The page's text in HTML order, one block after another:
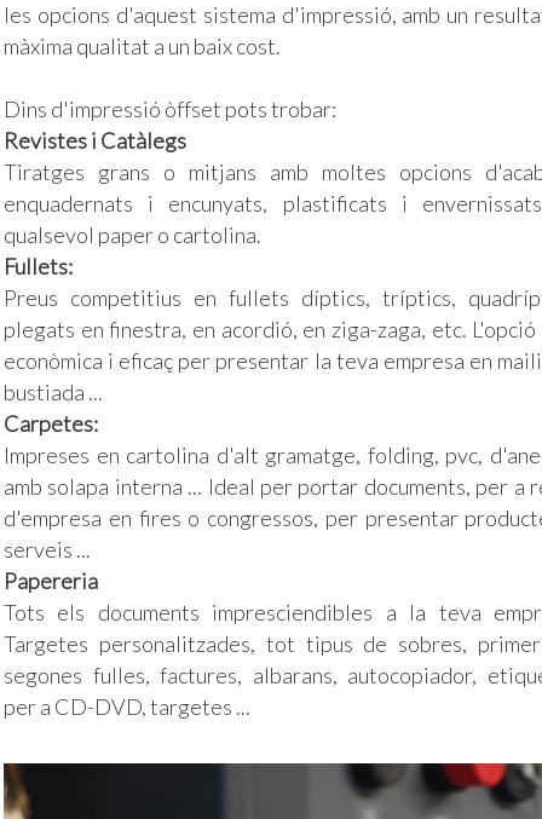
les opcions d'aquest sistema d'impressió, amb un
màxima qualitat a un baix cost.
Dins d'impressió òffset pots trobar:
Revistes i Catàlegs
Tiratges grans o mitjans amb moltes opcions
enquadernats i encunyats, plastificats i
qualsevol paper o cartolina.
Fullets:
Preus competitius en fullets díptics, tríptics,
plegats en finestra, en acordió, en ziga-zaga, etc. L'opció
econòmica i eficaç per presentar la teva empresa en
bustiada ...
Carpetes:
Impreses en cartolina d'alt gramatge, folding, pvc,
amb solapa interna ... Ideal per portar documents, per a
d'empresa en fires o congressos, per presentar
serveis ...
Papereria
Tots els documents impresciendibles a la teva
Targetes personalitzades, tot tipus de sobres,
segones fulles, factures, albarans, autocopiador,
per a CD-DVD, targetes ...